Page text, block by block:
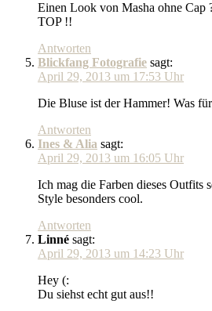
Einen Look von Masha ohne Cap
TOP !!
Antworten
Blickfang Fotografie sagt:
April 29, 2013 um 17:53 Uhr
Die Bluse ist der Hammer! Was
Antworten
Ines & Alia sagt:
April 29, 2013 um 16:05 Uhr
Ich mag die Farben dieses Outfits
Style besonders cool.
Antworten
Linné sagt:
April 29, 2013 um 14:23 Uhr
Hey (:
Du siehst echt gut aus!!